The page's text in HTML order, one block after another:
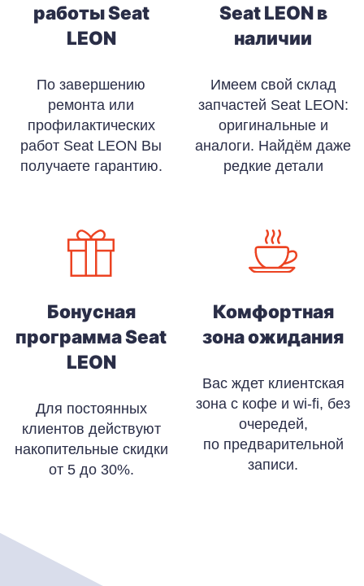
работы Seat
LEON
По завершению
ремонта или
профилактических
работ Seat LEON Вы
получаете гарантию.
Бонусная
программа Seat
LEON
Для постоянных
клиентов действуют
накопительные скидки
от 5 до 30%.
Seat LEON в
наличии
Имеем свой склад
запчастей Seat LEON:
оригинальные и
аналоги. Найдём даже
редкие детали
Комфортная
зона ожидания
Вас ждет клиентская
зона с кофе и wi-fi, без
очередей,
по предварительной
записи.